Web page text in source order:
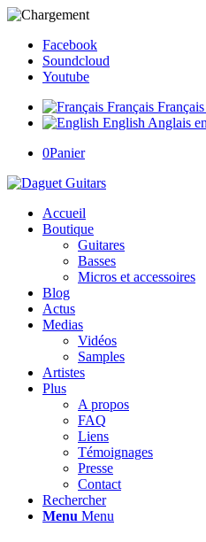
Facebook
Soundcloud
Youtube
Français Français
English Anglais en
0Panier
Accueil
Boutique
Guitares
Basses
Micros et accessoires
Blog
Actus
Medias
Vidéos
Samples
Artistes
Plus
A propos
FAQ
Liens
Témoignages
Presse
Contact
Rechercher
Menu Menu